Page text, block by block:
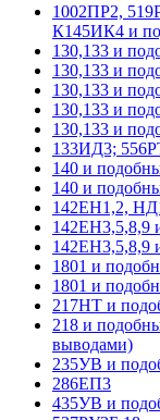
1002ПР2,
К145ИК4 и
130,133 и
130,133 и
130,133 и
130,133 и
130,133 и
133ИД3;
140 и
140 и
142ЕН1,2,
142ЕН3,5,8,9
142ЕН3,5,8,9
1801 и
1801 и
217НТ и
218 и
выводами)
235УВ и
286ЕП3
435УВ и